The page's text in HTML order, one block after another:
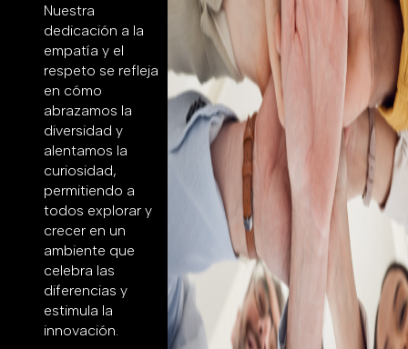
Nuestra
dedicación a la
empatía y el
respeto se refleja
en cómo
abrazamos la
diversidad y
alentamos la
curiosidad,
permitiendo a
todos explorar y
crecer en un
ambiente que
celebra las
diferencias y
estimula la
innovación.